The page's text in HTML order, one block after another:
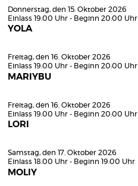
Donnerstag, den 15. Oktober 2026
Einlass 19:00 Uhr - Beginn 20:00 Uhr
YOLA
Freitag, den 16. Oktober 2026
Einlass 19:00 Uhr - Beginn 20:00 Uhr
MARIYBU
Freitag, den 16. Oktober 2026
Einlass 19:00 Uhr - Beginn 20:00 Uhr
LORI
Samstag, den 17. Oktober 2026
Einlass 18:00 Uhr - Beginn 19:00 Uhr
MOLIY